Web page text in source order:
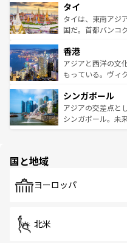
リティに包まれな
覧を参照してほし
急速な発展と共に
ーチミン市のフラ
醸し出している。
とつ。フォーやバ
ひ現地で味わいた
が旅行者を迎えて
参照してほしい。
タイ
タイは、東南アジ
国だ。首都バンコ
の活気が交差して
帯で自然と触れ合
いビーチでリゾー
激する。気候は一
が待っている。親
た文化、そして多
香港
アジアと西洋の文
もっている。ヴィ
み、どこを訪れて
ており、効率よく
うな絶景から文化
シンガポール
アジアの交差点と
シンガポール。未
で、ホーカーズは
国と地域
ヨーロッパ
北米